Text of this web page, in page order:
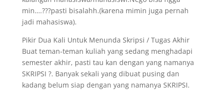
min….???pasti bisalahh.(karena mimin juga pernah
jadi mahasiswa).
Pikir Dua Kali Untuk Menunda Skripsi / Tugas Akhir
Buat teman-teman kuliah yang sedang menghadapi
semester akhir, pasti tau kan dengan yang namanya
SKRIPSI ?. Banyak sekali yang dibuat pusing dan
kadang belum siap dengan yang namanya SKRIPSI.